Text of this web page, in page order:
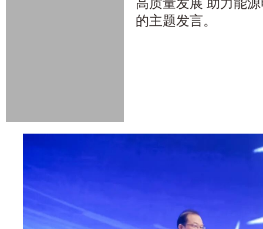
的主题发言。